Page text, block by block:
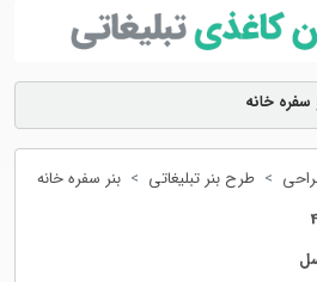
خانه
طرح بنر تبلیغاتی
بنر سفره خانه